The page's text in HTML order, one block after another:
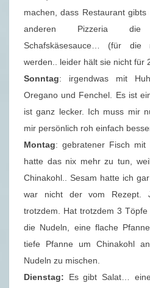
machen, dass Restaurant
anderen Pizzeria die
Schafskäsesauce… (für
werden.. leider hält sie nicht für
Sonntag: irgendwas mit
Oregano und Fenchel. Es ist
ist ganz lecker. Ich muss mir
mir persönlich roh einfach
Montag: gebratener Fisch
hatte das nix mehr zu tun,
Chinakohl.. Sesam hatte ich
war nicht der vom Rezept.
trotzdem. Hat trotzdem 3
die Nudeln, eine flache
tiefe Pfanne um Chinakohl
Nudeln zu mischen.
Dienstag: Es gibt Salat…